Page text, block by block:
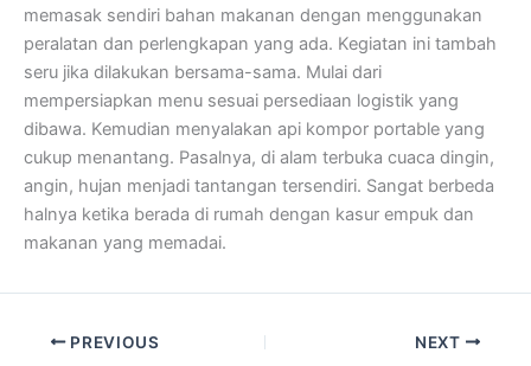
memasak sendiri bahan makanan dengan menggunakan
peralatan dan perlengkapan yang ada. Kegiatan ini tambah
seru jika dilakukan bersama-sama. Mulai dari
mempersiapkan menu sesuai persediaan logistik yang
dibawa. Kemudian menyalakan api kompor portable yang
cukup menantang. Pasalnya, di alam terbuka cuaca dingin,
angin, hujan menjadi tantangan tersendiri. Sangat berbeda
halnya ketika berada di rumah dengan kasur empuk dan
makanan yang memadai.
PREVIOUS NEXT